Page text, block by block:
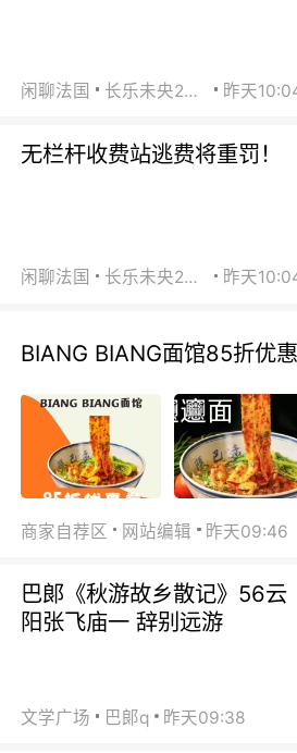
闲聊法国 长乐未央2015 昨天
无栏杆收费站逃费将重罚！
闲聊法国 长乐未央2015 昨天
BIANG BIANG面馆85折优
商家自荐区 网站编辑 昨天09:46
巴郞《秋游故乡散记》56云
阳张飞庙一 辞别远游
文学广场 巴郞q 昨天09:38